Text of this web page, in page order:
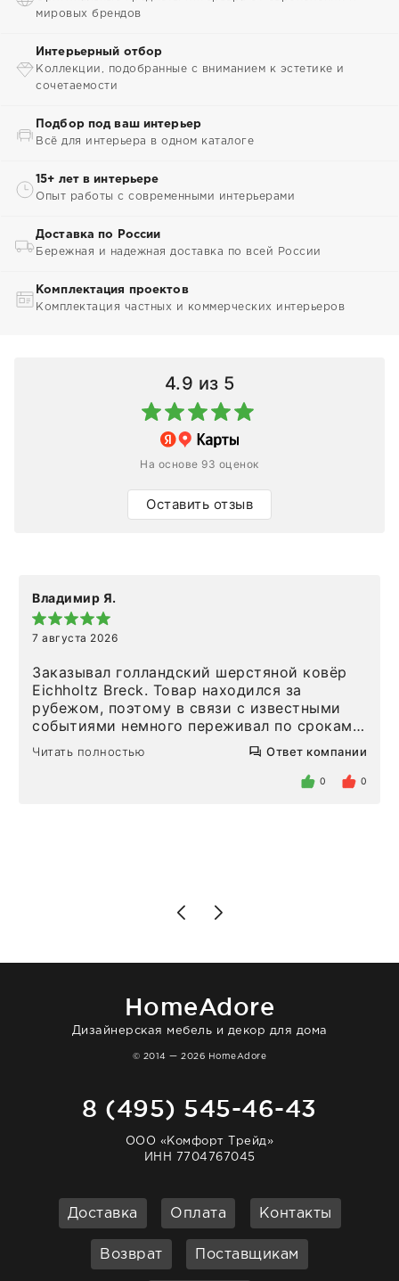
мировых брендов
Интерьерный отбор
Коллекции, подобранные с вниманием к эстетике и
сочетаемости
Подбор под ваш интерьер
Всё для интерьера в одном каталоге
15+ лет в интерьере
Опыт работы с современными интерьерами
Доставка по России
Бережная и надежная доставка по всей России
Комплектация проектов
Комплектация частных и коммерческих интерьеров
4.9 из 5
На основе 93 оценок
Оставить отзыв
Владимир Я.
7 августа 2026
Заказывал голландский шерстяной ковёр
Eichholtz Breck. Товар находился за
рубежом, поэтому в связи с известными
событиями немного переживал по срокам.
Но homeadore привезли ровно в
определенное в договоре время, без
то качество выше всяких похвал. Выглядит
Читать полностью Ответ компании
0 0
HomeAdore
Дизайнерская мебель и декор для дома
© 2014 — 2026 HomeAdore
8 (495) 545-46-43
ООО «Комфорт Трейд»
ИНН 7704767045
Доставка Оплата Контакты
Возврат Поставщикам